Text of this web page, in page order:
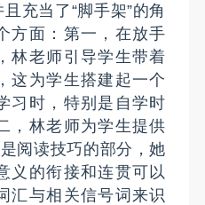
充当了“脚手架”的角
方面：第一，在放手
林老师引导学生带着
这为学生搭建起一个
习时，特别是自学时
，林老师为学生提供
阅读技巧的部分，她
义的衔接和连贯可以
汇与相关信号词来识